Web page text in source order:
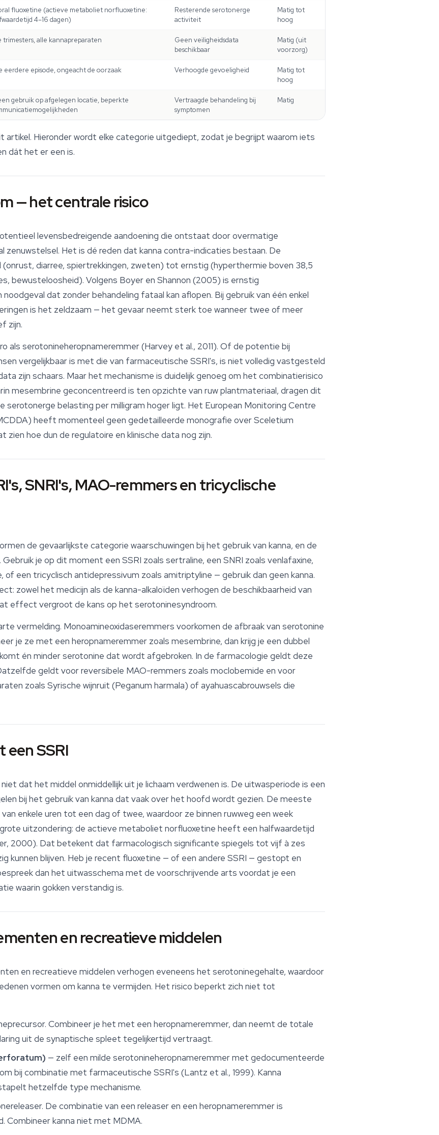
fluoxetine (actieve metaboliet norfluoxetine:
4–16 dagen)
Resterende serotonerge
activiteit
Matig tot
hoog
trimesters, alle kannapreparaten
Geen veiligheidsdata
beschikbaar
Matig (uit
voorzorg)
eerdere episode, ongeacht de oorzaak Verhoogde gevoeligheid
Matig tot
hoog
gebruik op afgelegen locatie, beperkte
Vertraagde behandeling bij
symptomen
Matig
artikel. Hieronder wordt elke categorie uitgediept, zodat je begrijpt waarom iets
dát het er een is.
— het centrale risico
levensbedreigende aandoening die ontstaat door overmatige
Het is dé reden dat kanna contra-indicaties bestaan. De
diarree, spiertrekkingen, zweten) tot ernstig (hyperthermie boven 38,5
bewusteloosheid). Volgens Boyer en Shannon (2005) is ernstig
dat zonder behandeling fataal kan aflopen. Bij gebruik van één enkel
is het zeldzaam — het gevaar neemt sterk toe wanneer twee of meer
zijn.
als serotonineheropnameremmer (Harvey et al., 2011). Of de potentie bij
vergelijkbaar is met die van farmaceutische SSRI's, is niet volledig vastgesteld
zijn schaars. Maar het mechanisme is duidelijk genoeg om het combinatierisico
mesembrine geconcentreerd is ten opzichte van ruw plantmateriaal, dragen dit
belasting per milligram hoger ligt. Het European Monitoring Centre
heeft momenteel geen gedetailleerde monografie overSceletium
zien hoe dun de regulatoire en klinische data nog zijn.
SNRI's, MAO-remmers en tricyclische
de gevaarlijkste categorie waarschuwingen bij het gebruik van kanna, en de
je op dit moment een SSRI zoals sertraline, een SNRI zoals venlafaxine,
of een tricyclisch antidepressivum zoals amitriptyline — gebruik dan geen kanna.
zowel het medicijn als de kanna-alkaloïden verhogen de beschikbaarheid van
effect vergroot de kans op het serotoninesyndroom.
vermelding. Monoamineoxidaseremmers voorkomen de afbraak van serotonine
je ze met een heropnameremmer zoals mesembrine, dan krijg je een dubbel
én minder serotonine dat wordt afgebroken. In de farmacologie geldt deze
geldt voor reversibele MAO-remmers zoals moclobemide en voor
zoals Syrische wijnruit (Peganum harmala) of ayahuascabrouwsels die
SSRI
dat het middel onmiddellijk uit je lichaam verdwenen is. De uitwasperiode is een
bij het gebruik van kanna dat vaak over het hoofd wordt gezien. De meeste
enkele uren tot een dag of twee, waardoor ze binnen ruwweg een week
uitzondering: de actieve metaboliet norfluoxetine heeft een halfwaardetijd
2000). Dat betekent dat farmacologisch significante spiegels tot vijf à zes
kunnen blijven. Heb je recent fluoxetine — of een andere SSRI — gestopt en
dan het uitwasschema met de voorschrijvende arts voordat je een
waarin gokken verstandig is.
en recreatieve middelen
en recreatieve middelen verhogen eveneens het serotoninegehalte, waardoor
vormen om kanna te vermijden. Het risico beperkt zich niet tot
Combineer je het met een heropnameremmer, dan neemt de totale
uit de synaptische spleet tegelijkertijd vertraagt.
) — zelf een milde serotonineheropnameremmer met gedocumenteerde
bij combinatie met farmaceutische SSRI's (Lantz et al., 1999). Kanna
hetzelfde type mechanisme.
De combinatie van een releaser en een heropnameremmer is
Combineer kanna niet met MDMA.